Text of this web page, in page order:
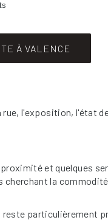
À VALENCE
l'exposition, l'état
et quelques
la
particulièrement